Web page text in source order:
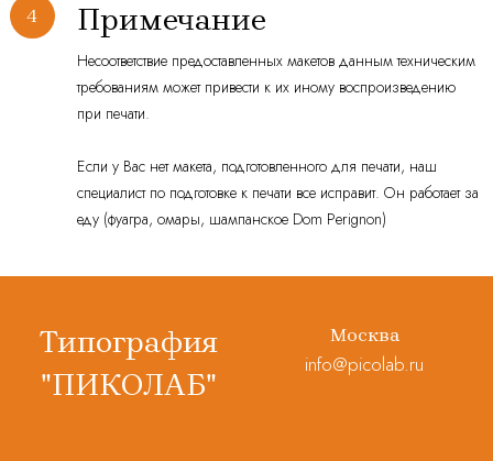
Примечание
Несоответствие предоставленных макетов данным техническим
требованиям может привести к их иному воспроизведению
при печати.
Если у Вас нет макета, подготовленного для печати, наш
специалист по подготовке к печати все исправит. Он работает за
еду (фуагра, омары, шампанское Dom Perignon)
Типография
"ПИКОЛАБ"
Москва
info@picolab.ru